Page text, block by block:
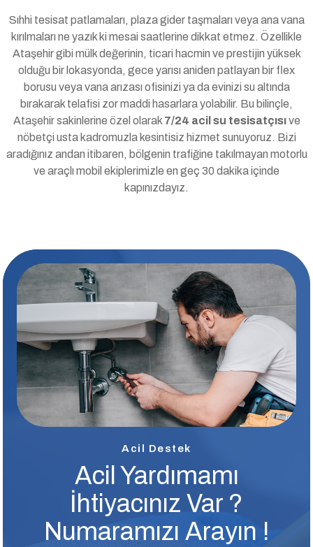
Sıhhi tesisat patlamaları, plaza gider taşmaları veya ana vana
kırılmaları ne yazık ki mesai saatlerine dikkat etmez. Özellikle
Ataşehir gibi mülk değerinin, ticari hacmin ve prestijin yüksek
olduğu bir lokasyonda, gece yarısı aniden patlayan bir flex
borusu veya vana arızası ofisinizi ya da evinizi su altında
bırakarak telafisi zor maddi hasarlara yolabilir. Bu bilinçle,
Ataşehir sakinlerine özel olarak 7/24 acil su tesisatçısıve
nöbetçi usta kadromuzla kesintisiz hizmet sunuyoruz. Bizi
aradığınız andan itibaren, bölgenin trafiğine takılmayan motorlu
ve araçlı mobil ekiplerimizle en geç 30 dakika içinde
kapınızdayız.
Acil Destek
Acil Yardımamı
İhtiyacınız Var ?
Numaramızı Arayın !